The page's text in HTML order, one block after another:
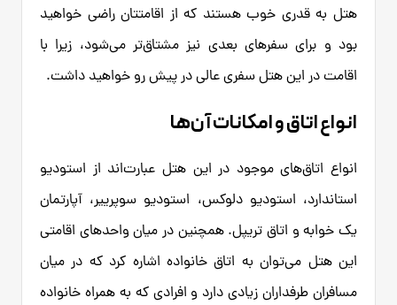
هتل به قدری خوب هستند که از اقامتتان راضی خواهید
بود و برای سفرهای بعدی نیز مشتاق‌تر می‌شود، زیرا با
اقامت در این هتل سفری عالی در پیش رو خواهید داشت.
انواع اتاق و امکانات آن‌ها
انواع اتاق‌های موجود در این هتل عبارت‌اند از استودیو
استاندارد، استودیو دلوکس، استودیو سوپرییر، آپارتمان
یک خوابه و اتاق تریپل. همچنین در میان واحدهای اقامتی
این هتل می‌توان به اتاق خانواده اشاره کرد که در میان
مسافران طرفداران زیادی دارد و افرادی که به همراه خانواده